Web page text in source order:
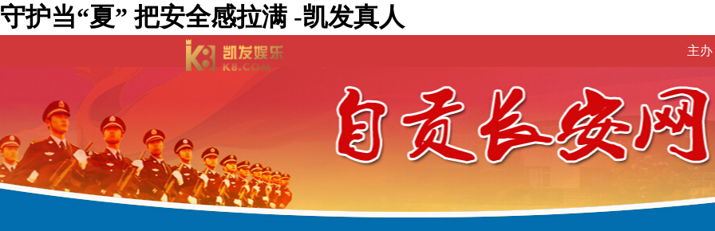
守护当“夏” 把安全感拉满 -凯发真人
主